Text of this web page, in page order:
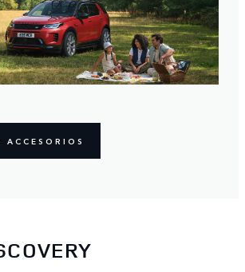
ACCESORIOS